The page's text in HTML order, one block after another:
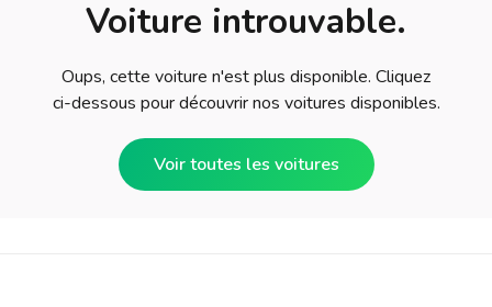
Voiture introuvable.
Oups, cette voiture n'est plus disponible. Cliquez
ci-dessous pour découvrir nos voitures disponibles.
Voir toutes les voitures